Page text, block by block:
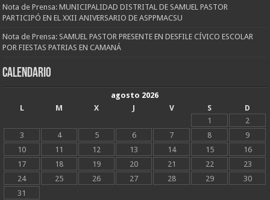
Nota de Prensa: MUNICIPALIDAD DISTRITAL DE SAMUEL PASTOR
PARTICIPÓ EN EL XXII ANIVERSARIO DE ASPPMACSU
Nota de Prensa: SAMUEL PASTOR PRESENTE EN DESFILE CÍVICO ESCOLAR
POR FIESTAS PATRIAS EN CAMANÁ
CALENDARIO
agosto 2026
L
M X J V S
D
1
2
3
4 5 6 7 8
9
10
11 12 13 14 15
16
17
18 19 20 21 22
23
24
25 26 27 28 29
30
31